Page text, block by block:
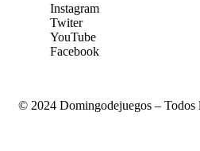
Instagram
Twiter
YouTube
Facebook
© 2024 Domingodejuegos – Todos